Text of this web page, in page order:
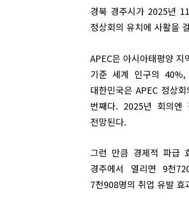
경북 경주시가 2025년
정상회의 유치에 사활을
APEC은 아시아태평양
기준 세계 인구의
대한민국은 APEC 정상
번째다. 2025년 회의
전망된다.
그런 만큼 경제적 파급
경주에서 열리면 9천
7천908명의 취업 유발 효